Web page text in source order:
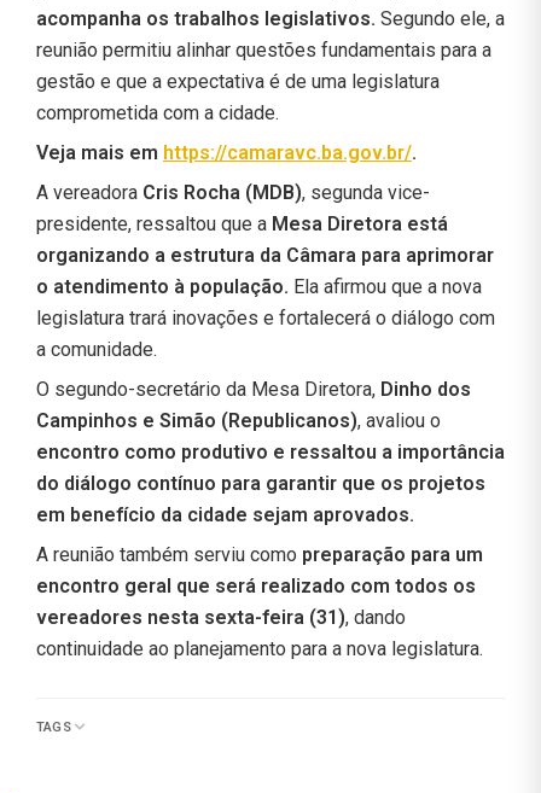
acompanha os trabalhos legislativos. Segundo ele, a
reunião permitiu alinhar questões fundamentais para a
gestão e que a expectativa é de uma legislatura
comprometida com a cidade.
Veja mais em https://camaravc.ba.gov.br/.
A vereadora Cris Rocha (MDB), segunda vice-
presidente, ressaltou que a Mesa Diretora está
organizando a estrutura da Câmara para aprimorar
o atendimento à população. Ela afirmou que a nova
legislatura trará inovações e fortalecerá o diálogo com
a comunidade.
O segundo-secretário da Mesa Diretora, Dinho dos
Campinhos e Simão (Republicanos), avaliou o
encontro como produtivo e ressaltou a importância
do diálogo contínuo para garantir que os projetos
em benefício da cidade sejam aprovados.
A reunião também serviu como preparação para um
encontro geral que será realizado com todos os
vereadores nesta sexta-feira (31), dando
continuidade ao planejamento para a nova legislatura.
TAGS